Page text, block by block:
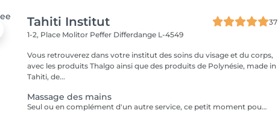
Tahiti Institut
37
1-2, Place Molitor Peffer Differdange L-4549
Vous retrouverez dans votre institut des soins du visage et du corps,
avec les produits Thalgo ainsi que des produits de Polynésie, made in
Tahiti, de...
Massage des mains
Seul ou en complément d'un autre service, ce petit moment pour soi vous aide à vous détendre.